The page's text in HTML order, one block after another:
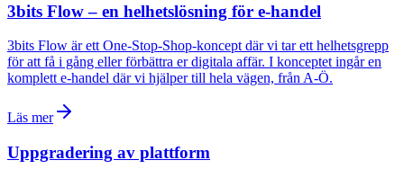
3bits Flow – en helhetslösning för e-handel
3bits Flow är ett One-Stop-Shop-koncept där vi tar ett helhetsgrepp
för att få i gång eller förbättra er digitala affär. I konceptet ingår en
komplett e-handel där vi hjälper till hela vägen, från A-Ö.
Läs mer
Uppgradering av plattform